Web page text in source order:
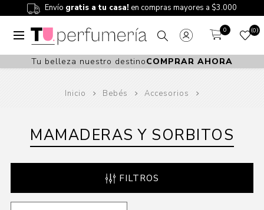
Envío gratis a tu casa! en compras mayores a $3.000
0 0
Tu belleza nuestro destinoCOMPRAR AHORA
Inicio Bebés Accesorios
MAMADERAS Y SORBITOS
FILTROS